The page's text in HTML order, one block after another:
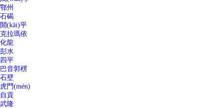
鄂州
石碣
開(kāi)平
克拉瑪依
化龍
彭水
四平
巴音郭楞
石壁
虎門(mén)
自貢
武隆